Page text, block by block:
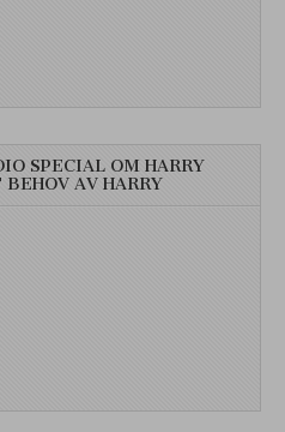
SPECIAL OM HARRY
AV HARRY